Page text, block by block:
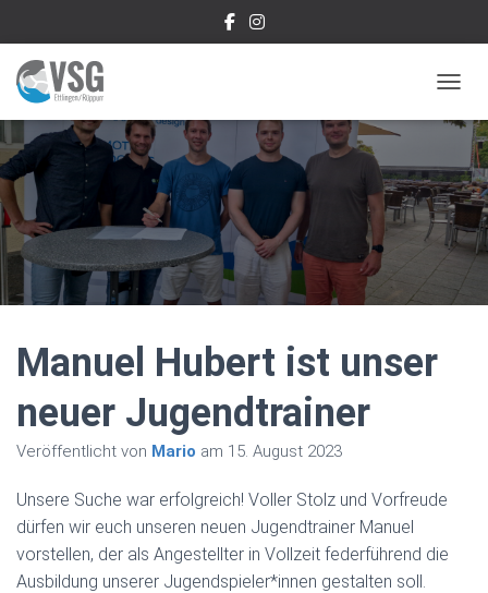
Manuel Hubert ist unser
neuer Jugendtrainer
Veröffentlicht von Mario am 15. August 2023
Unsere Suche war erfolgreich! Voller Stolz und Vorfreude
dürfen wir euch unseren neuen Jugendtrainer Manuel
vorstellen, der als Angestellter in Vollzeit federführend die
Ausbildung unserer Jugendspieler*innen gestalten soll.